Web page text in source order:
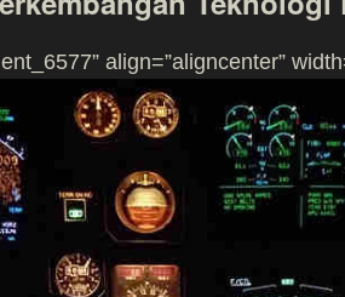
align=”aligncenter”